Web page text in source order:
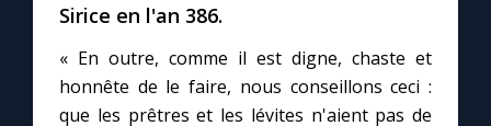
Sirice en l'an 386.
« En outre, comme il est digne, chaste et
honnête de le faire, nous conseillons ceci :
que les prêtres et les lévites n'aient pas de